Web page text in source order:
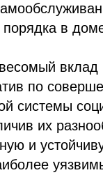
в
вклад
по
системы
их
и